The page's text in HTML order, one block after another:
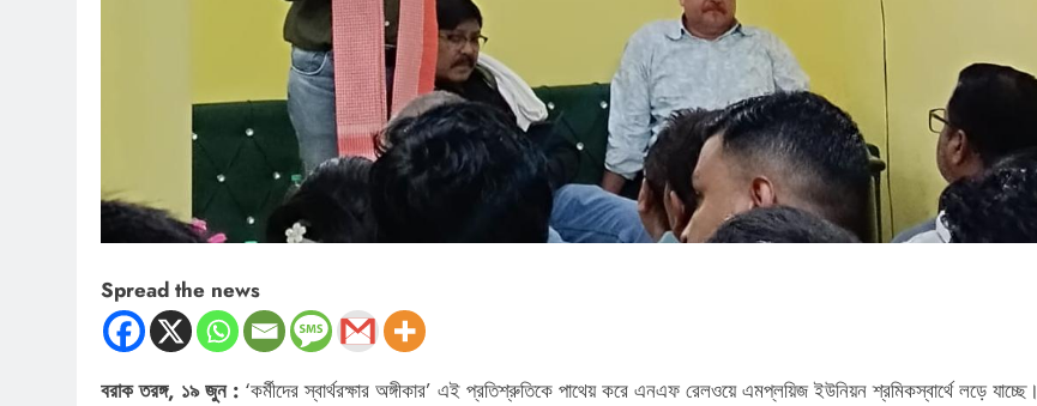
Spread the news
বরাক তরঙ্গ, ১৯ জুন : ‘কর্মীদের স্বার্থরক্ষার অঙ্গীকার’ এই প্রতিশ্রুতিকে পাথেয় করে এনএফ রেলওয়ে এমপ্লয়িজ ইউনিয়ন শ্রমিকস্বার্থে লড়ে যাচ্ছে।